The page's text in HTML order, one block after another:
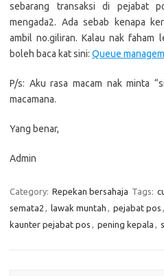
sebarang transaksi di pejabat
mengada2. Ada sebab kenapa
ambil no.giliran. Kalau nak faham
boleh baca kat sini: Queue
P/s: Aku rasa macam nak minta
macamana.
Yang benar,
Admin
Category: Repekan bersahaja Tags:
semata2 , lawak muntah , pejabat pos ,
kaunter pejabat pos , pening kepala ,